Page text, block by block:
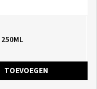
250ML
TOEVOEGEN